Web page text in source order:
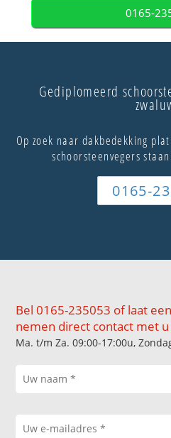
0165-
Gediplomeerd
Op zoek naar dakbedekking
schoorsteenvegers
0165-
Bel 0165-235053 of laat
nemen direct contact met u
Ma. t/m Za. 09:00-17:00u,